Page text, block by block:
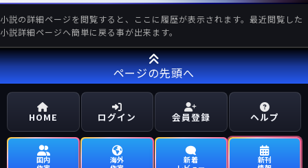
小説の詳細ページを閲覧すると、ここに履歴が表示されます。最近閲覧した
小説詳細ページへ簡単に戻る事が出来ます。
ページの先頭へ
HOME ログイン 会員登録 ヘルプ
国内
海外
新着
新刊